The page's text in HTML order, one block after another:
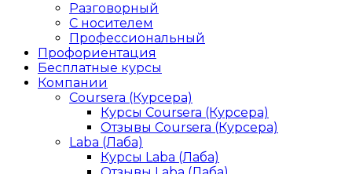
Разговорный
С носителем
Профессиональный
Профориентация
Бесплатные курсы
Компании
Coursera (Курсера)
Курсы Coursera (Курсера)
Отзывы Coursera (Курсера)
Laba (Лаба)
Курсы Laba (Лаба)